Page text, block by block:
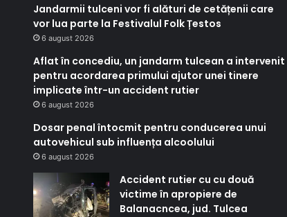
Jandarmii tulceni vor fi alături de cetățenii care
vor lua parte la Festivalul Folk Țestos
6 august 2026
Aflat în concediu, un jandarm tulcean a intervenit
pentru acordarea primului ajutor unei tinere
implicate într-un accident rutier
6 august 2026
Dosar penal întocmit pentru conducerea unui
autovehicul sub influența alcoolului
6 august 2026
Accident rutier cu cu două
victime în apropiere de
Balanacncea, jud. Tulcea